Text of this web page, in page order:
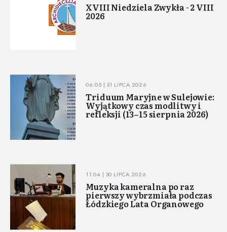
XVIII Niedziela Zwykła - 2 VIII
2026
06:05 | 31 LIPCA 2026
Triduum Maryjne w Sulejowie:
Wyjątkowy czas modlitwy i
refleksji (13–15 sierpnia 2026)
11:04 | 30 LIPCA 2026
Muzyka kameralna po raz
pierwszy wybrzmiała podczas
Łódzkiego Lata Organowego